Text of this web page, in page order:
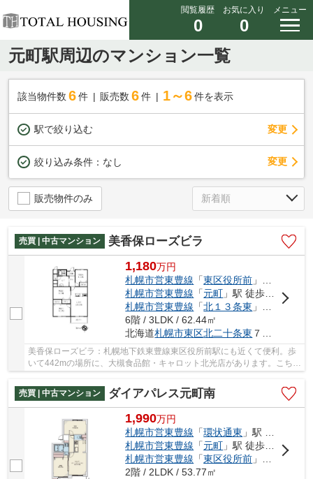
閲覧履歴
0
お気に入り
0
メニュー
元町駅周辺のマンション一覧
該当物件数 6件 販売数 6 件 1～6 件を表示
駅で絞り込む 変更
絞り込み条件： なし 変更
販売物件のみ
売買 | 中古マンション 美香保ローズビラ
1,180万円
札幌市営東豊線 「東区役所前 」駅 徒歩15分
札幌市営東豊線 「元町 」駅 徒歩21分
札幌市営東豊線 「北１３条東 」駅 徒歩21分
6階 / 3LDK / 62.44㎡
北海道札幌市東区北二十条東 ７丁目2-1
美香保ローズビラ：札幌地下鉄東豊線東区役所前駅にも近くて便利。歩
いて442mの場所に、大槻食品館・キャロット北光店があります。こちら
売買 | 中古マンション
ダイアパレス元町南
1,990万円
札幌市営東豊線 「環状通東 」駅 徒歩7分
札幌市営東豊線 「元町 」駅 徒歩16分
札幌市営東豊線 「東区役所前 」駅 徒歩24分
2階 / 2LDK / 53.77㎡